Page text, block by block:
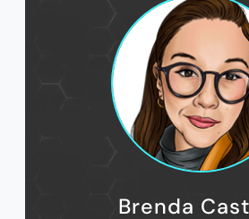
Brenda